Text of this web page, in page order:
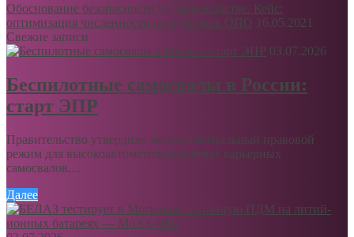
Обоснование безопасности на производстве. Кейс:
оптимизация численности сотрудников ОПО 16.05.2021
Свежие записи
03.07.2026
Беспилотные самосвалы в России:
старт ЭПР
Правительство утвердило экспериментальный правовой
режим для высокоавтоматизированных карьерных
самосвалов....
Далее